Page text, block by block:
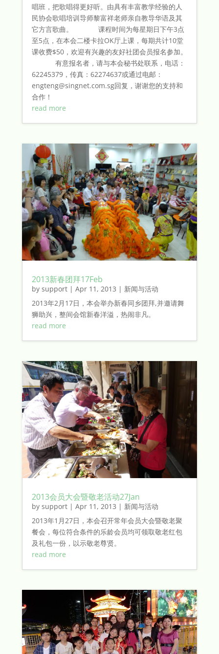
唱班，把歌唱得更好听。由具有丰富教学经验的人
民协会歌唱培训导师黎富祥老师亲自教导华语及其
它方言歌曲。 课程时间为每星期日下午3点
至5点，在本会二楼卡拉OK厅上课，每期共计10堂
课收费$50，欢迎有兴趣的友好社团会员报名参加。
有意报名者，请与本会秘书处联系，电话：
62245379，传真：62274637或通过电邮：
engteng@singnet.com.sg回复，谢谢您的支持和
合作！
read more
2013新春团拜17Feb
by support| Apr 11, 2013 | 新闻与活动
2013年2月17日，本会举办新春同乡团拜,并邀请舞
狮助兴，整间会馆新春洋溢，热闹非凡。
read more
2013会员大会暨敬老活动27Jan
by support| Apr 11, 2013 | 新闻与活动
2013年1月27日，本会召开常年会员大会暨敬老聚
餐会，每位符合条件的乐龄会员均可领取敬老红包
及礼包一份，以示敬老尊贤。
read more